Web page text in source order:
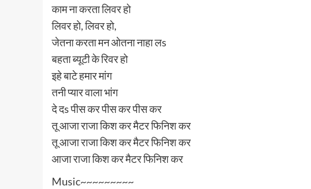
काम ना करता लिवर हो
लिवर हो, लिवर हो,
जेतना करता मन ओतना नाहा लs
बहता ब्यूटी के रिवर हो
इहे बाटे हमार मांग
तनी प्यार वाला भांग
दे दs पीस कर पीस कर पीस कर
तू आजा राजा किश कर मैटर फिनिश कर
तू आजा राजा किश कर मैटर फिनिश कर
आजा राजा किश कर मैटर फिनिश कर
Music~~~~~~~~~